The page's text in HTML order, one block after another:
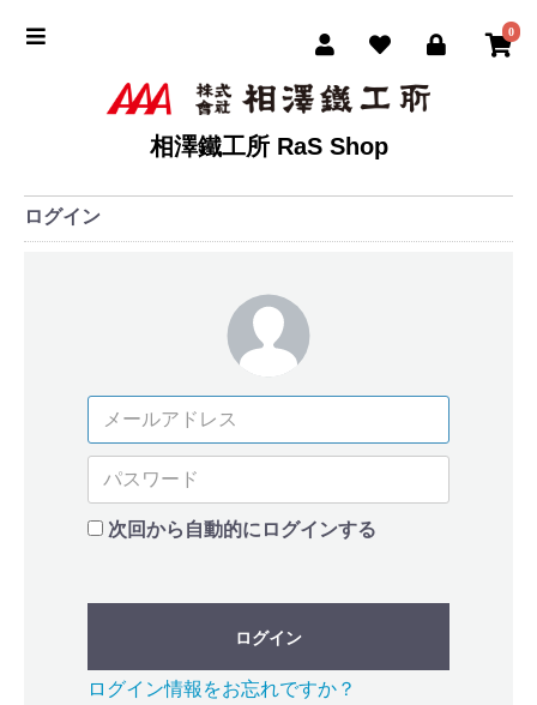
0
相澤鐵工所 RaS Shop
ログイン
次回から自動的にログインする
ログイン
ログイン情報をお忘れですか？